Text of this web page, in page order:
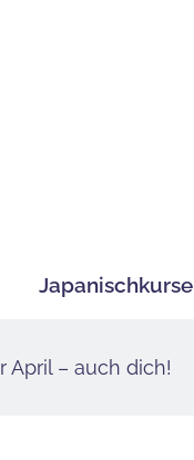
Japanischkurse
April – auch dich!